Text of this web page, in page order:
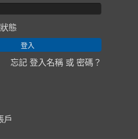
態
忘記 登入名稱 或 密碼？
戶